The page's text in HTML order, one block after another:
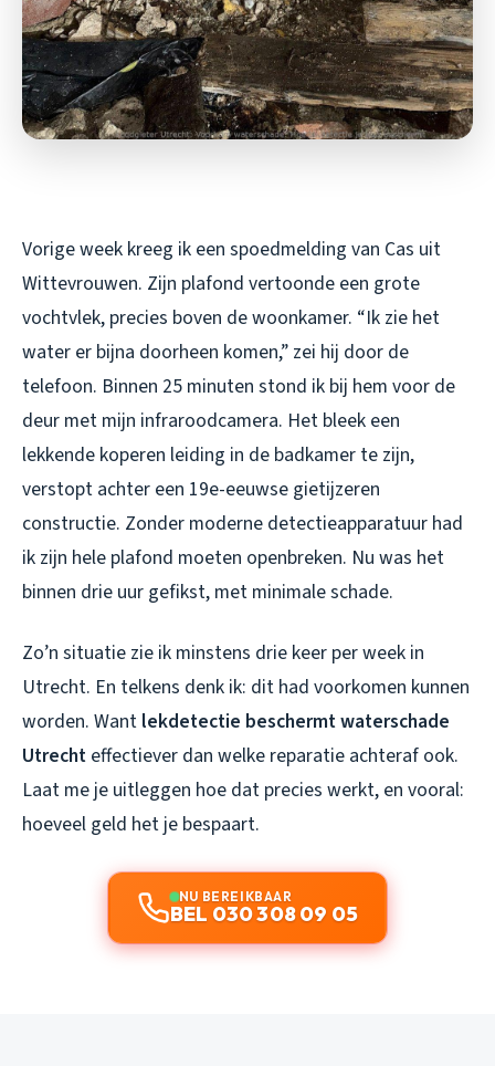
Vorige week kreeg ik een spoedmelding van Cas uit
Wittevrouwen. Zijn plafond vertoonde een grote
vochtvlek, precies boven de woonkamer. “Ik zie het
water er bijna doorheen komen,” zei hij door de
telefoon. Binnen 25 minuten stond ik bij hem voor de
deur met mijn infraroodcamera. Het bleek een
lekkende koperen leiding in de badkamer te zijn,
verstopt achter een 19e-eeuwse gietijzeren
constructie. Zonder moderne detectieapparatuur had
ik zijn hele plafond moeten openbreken. Nu was het
binnen drie uur gefikst, met minimale schade.
Zo’n situatie zie ik minstens drie keer per week in
Utrecht. En telkens denk ik: dit had voorkomen kunnen
worden. Want lekdetectie beschermt waterschade
Utrecht effectiever dan welke reparatie achteraf ook.
Laat me je uitleggen hoe dat precies werkt, en vooral:
hoeveel geld het je bespaart.
NU BEREIKBAAR
BEL 030 308 09 05